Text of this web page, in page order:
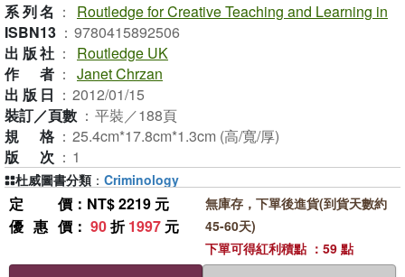
系列名 ：
Routledge for Creative Teaching and Learning in
ISBN13 ： 9780415892506
出版社 ：
Routledge UK
作者 ： Janet Chrzan
出版日 ： 2012/01/15
裝訂／頁數 ： 平裝／188頁
規格 ： 25.4cm*17.8cm*1.3cm (高/寬/厚)
版次 ： 1
定價 ：NT$ 2219 元
優惠價 ： 90折1997 元
無庫存，下單後進貨(到貨天數約
45-60天)
下單可得紅利積點 ：59 點
杜威圖書分類 ： Criminology